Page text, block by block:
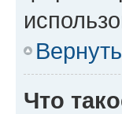
Что